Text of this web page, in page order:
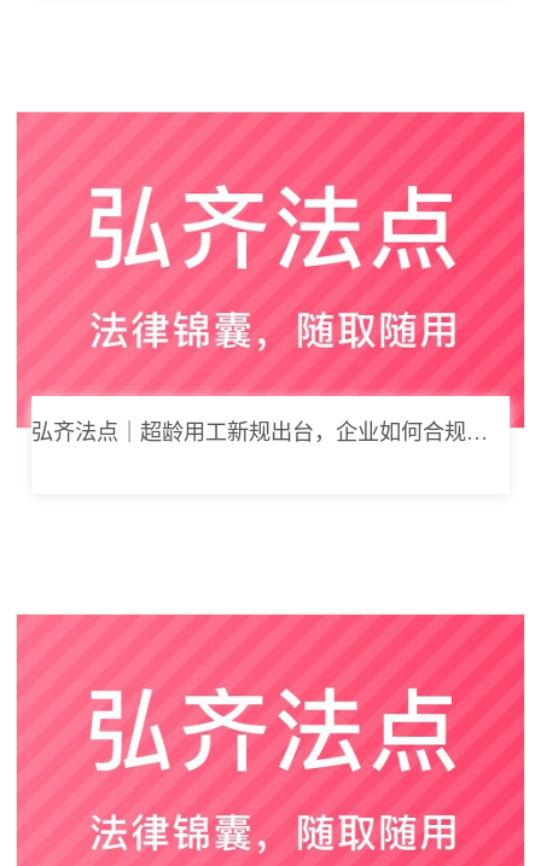
弘齐法点｜超龄用工新规出台，企业如何合规用工